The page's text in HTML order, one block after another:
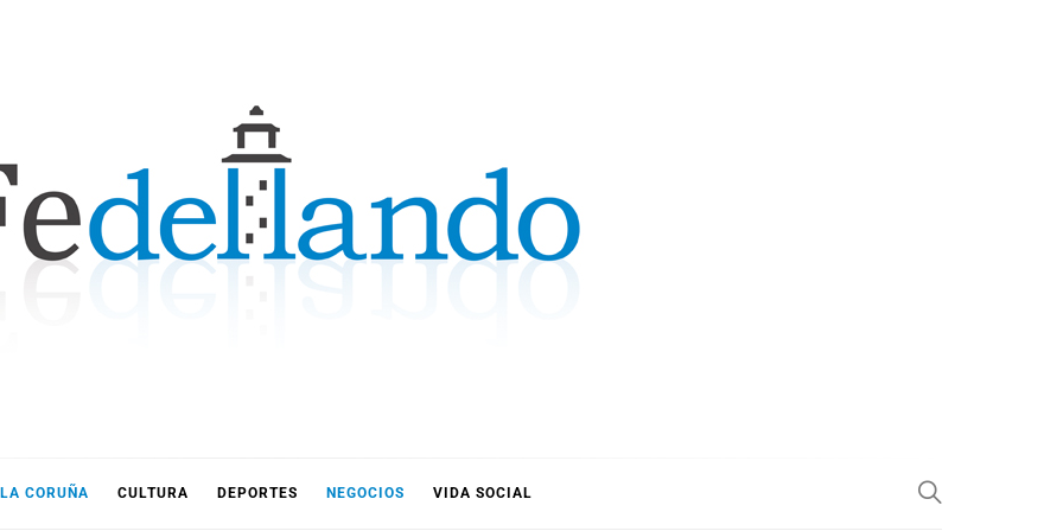
LA CORUÑA CULTURA DEPORTES NEGOCIOS VIDA SOCIAL